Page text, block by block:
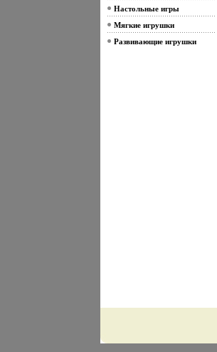
Настольные игры
Мягкие игрушки
Развивающие игрушки